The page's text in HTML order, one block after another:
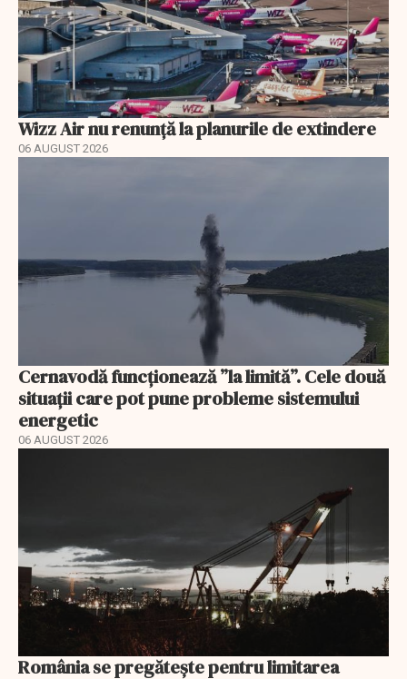
Wizz Air nu renunță la planurile de extindere
06 AUGUST 2026
Cernavodă funcționează ”la limită”. Cele două
situații care pot pune probleme sistemului
energetic
06 AUGUST 2026
România se pregătește pentru limitarea